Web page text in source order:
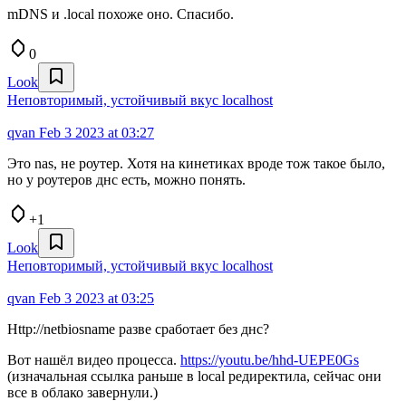
mDNS и .local похоже оно. Спасибо.
0
Look
Неповторимый, устойчивый вкус localhost
qvan Feb 3 2023 at 03:27
Это nas, не роутер. Хотя на кинетиках вроде тож такое было,
но у роутеров днс есть, можно понять.
+1
Look
Неповторимый, устойчивый вкус localhost
qvan Feb 3 2023 at 03:25
Http://netbiosname разве сработает без днс?
Вот нашёл видео процесса. https://youtu.be/hhd-UEPE0Gs
(изначальная ссылка раньше в local редиректила, сейчас они
все в облако завернули.)